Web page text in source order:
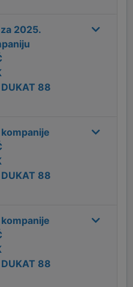
2025.
88
88
88